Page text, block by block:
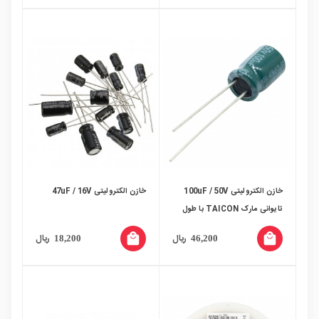
خازن الکترولیتی 100uF / 50V
تایوانی مارک TAICON با طول
عمر بالا
46,200 ریال local_mall
خازن الکترولیتی 47uF / 16V
18,200 ریال local_mall